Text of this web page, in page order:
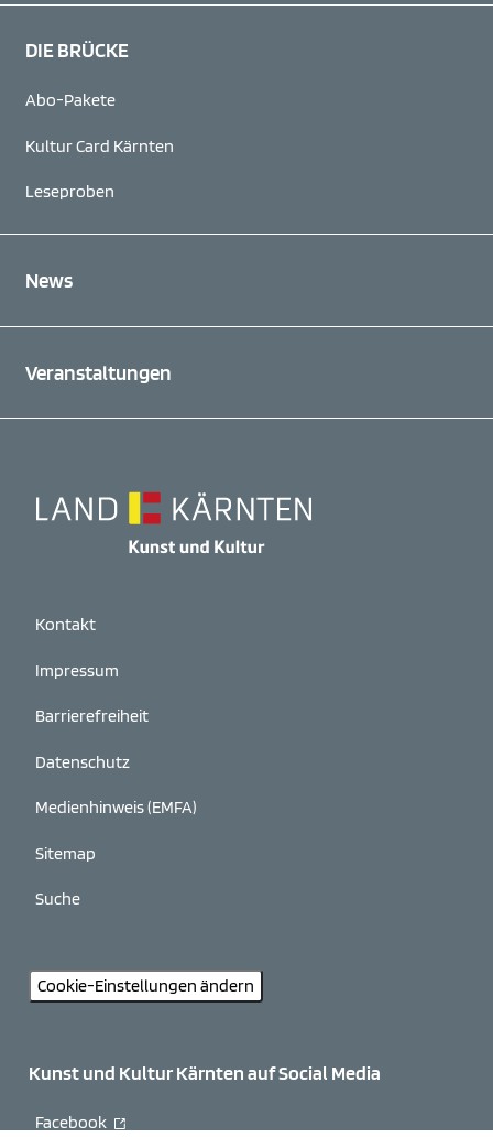
DIE BRÜCKE
Abo-Pakete
Kultur Card Kärnten
Leseproben
News
Veranstaltungen
Kontakt
Impressum
Barrierefreiheit
Datenschutz
Medienhinweis (EMFA)
Sitemap
Suche
Cookie-Einstellungen ändern
Kunst und Kultur Kärnten auf Social Media
Facebook